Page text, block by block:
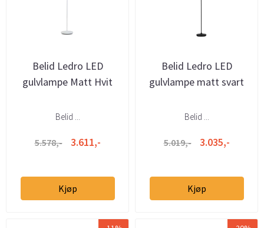
Belid Ledro LED
gulvlampe Matt Hvit
Belid ...
5.578,- 3.611,-
Kjøp
Belid Ledro LED
gulvlampe matt svart
Belid ...
5.019,- 3.035,-
Kjøp